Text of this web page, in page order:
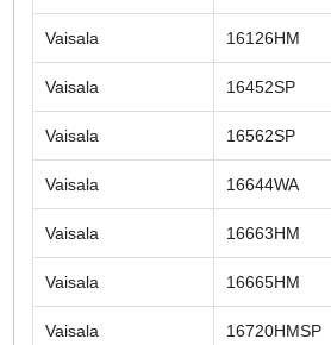
Vaisala 16126HM
Vaisala 16452SP
Vaisala 16562SP
Vaisala 16644WA
Vaisala 16663HM
Vaisala 16665HM
Vaisala 16720HMSP